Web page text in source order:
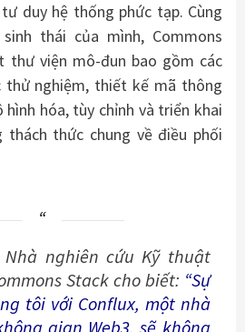
duy hệ thống phức tạp. Cùng
thái của mình, Commons
thư viện mô-đun bao gồm các
thử nghiệm, thiết kế mã thông
hóa, tùy chỉnh và triển khai
thách thức chung về điều phối
Nhà nghiên cứu Kỹ thuật
Stack cho biết: “Sự
tôi với Conflux, một nhà